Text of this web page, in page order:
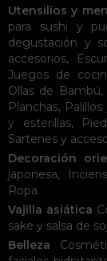
Utensilios y
para sushi y
degustación y
accesorios,
Juegos de
Ollas de Bambú,
Planchas,
y esterillas,
Sartenes y
Decoración
japonesa,
Ropa.
Vajilla asiática
sake y salsa de
Belleza